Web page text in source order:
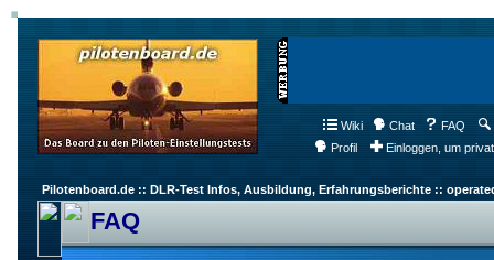
Wiki Chat FAQ
Profil
Einloggen, um
Pilotenboard.de :: DLR-Test Infos, Ausbildung, Erfahrungsberichte ::
FAQ